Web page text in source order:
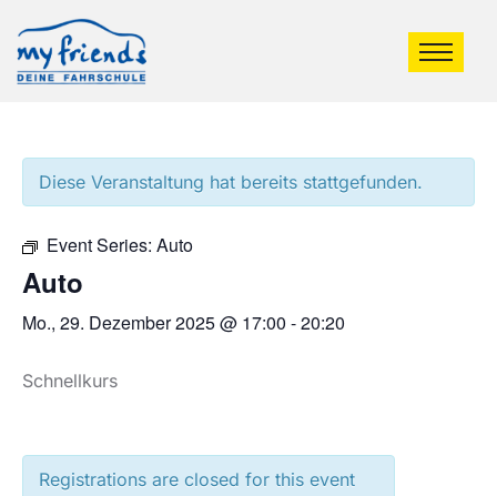
Diese Veranstaltung hat bereits stattgefunden.
Event Series: Auto
Auto
Mo., 29. Dezember 2025 @ 17:00 -20:20
Schnellkurs
Registrations are closed for this event